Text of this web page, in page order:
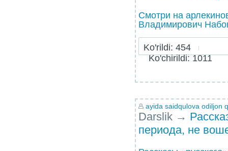
Смотри на
Владимирович
Ko'rildi: 454
Ko'chirildi: 1011
ayida saidqulova odiljon
Darslik →
периода, не